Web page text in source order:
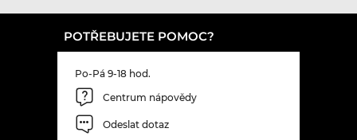
POTŘEBUJETE POMOC?
Po-Pá 9-18 hod.
Centrum nápovědy
Odeslat dotaz